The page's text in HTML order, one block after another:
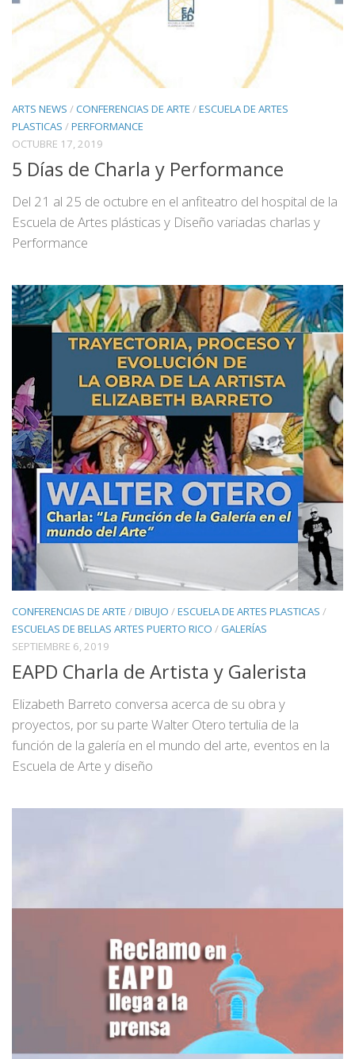
ARTS NEWS /CONFERENCIAS DE ARTE /ESCUELA DE ARTES
PLASTICAS /PERFORMANCE
OCTUBRE 17, 2019
5 Días de Charla y Performance
Del 21 al 25 de octubre en el anfiteatro del hospital de la
Escuela de Artes plásticas y Diseño variadas charlas y
Performance
CONFERENCIAS DE ARTE /DIBUJO /ESCUELA DE ARTES PLASTICAS /
ESCUELAS DE BELLAS ARTES PUERTO RICO / GALERÍAS
SEPTIEMBRE 6, 2019
EAPD Charla de Artista y Galerista
Elizabeth Barreto conversa acerca de su obra y
proyectos, por su parte Walter Otero tertulia de la
función de la galería en el mundo del arte, eventos en la
Escuela de Arte y diseño